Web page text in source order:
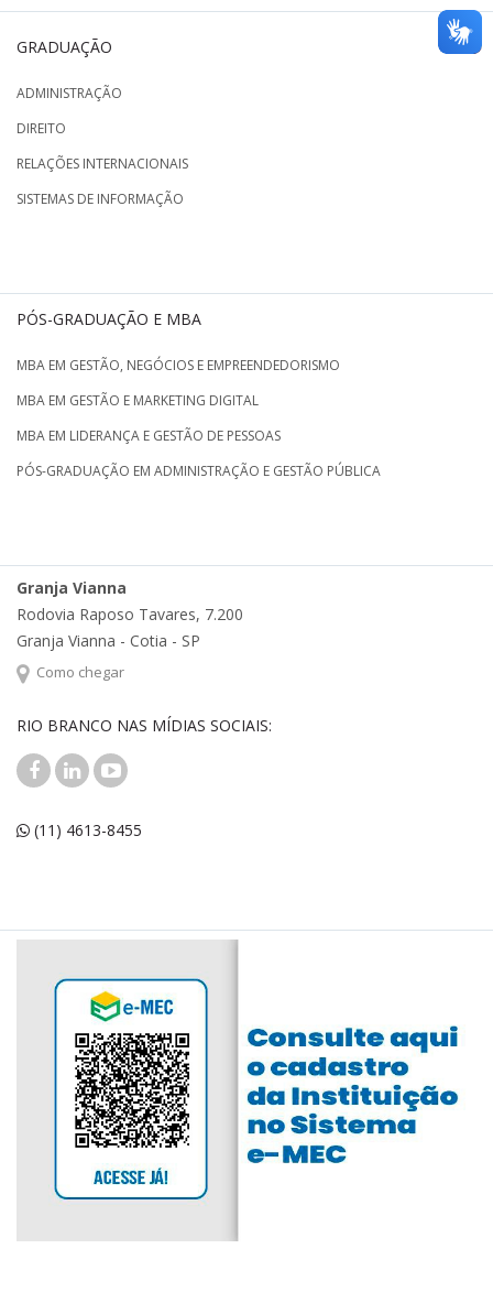
GRADUAÇÃO
ADMINISTRAÇÃO
DIREITO
RELAÇÕES INTERNACIONAIS
SISTEMAS DE INFORMAÇÃO
PÓS-GRADUAÇÃO E MBA
MBA EM GESTÃO, NEGÓCIOS E EMPREENDEDORISMO
MBA EM GESTÃO E MARKETING DIGITAL
MBA EM LIDERANÇA E GESTÃO DE PESSOAS
PÓS-GRADUAÇÃO EM ADMINISTRAÇÃO E GESTÃO PÚBLICA
Granja Vianna
Rodovia Raposo Tavares, 7.200
Granja Vianna - Cotia - SP
Como chegar
RIO BRANCO NAS MÍDIAS SOCIAIS:
(11) 4613-8455